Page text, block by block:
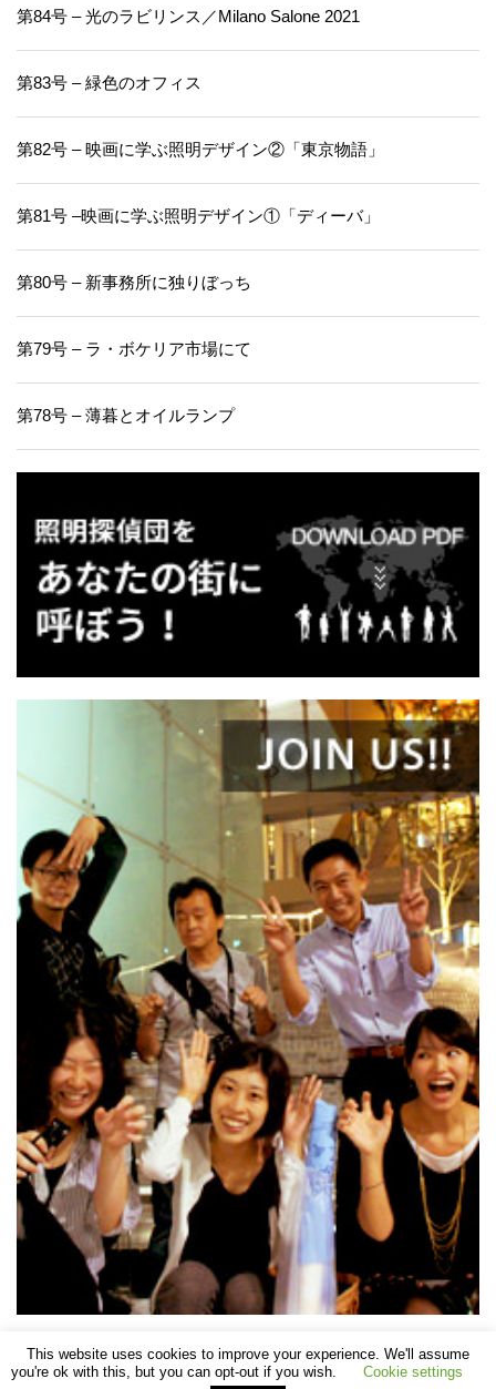
第84号 – 光のラビリンス／Milano Salone 2021
第83号 – 緑色のオフィス
第82号 – 映画に学ぶ照明デザイン②「東京物語」
第81号 –映画に学ぶ照明デザイン①「ディーバ」
第80号 – 新事務所に独りぼっち
第79号 – ラ・ボケリア市場にて
第78号 – 薄暮とオイルランプ
©SHOMEI TANTEIDAN
This website uses cookies to improve your experience. We'll assume
you're ok with this, but you can opt-out if you wish.
Cookie settings